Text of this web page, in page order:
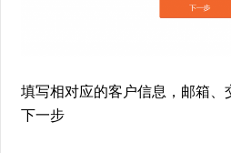
填写相对应的客户信息，邮箱、
下一步